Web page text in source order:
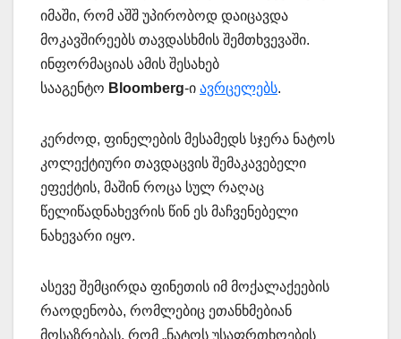
იმაში, რომ აშშ უპირობოდ დაიცავდა
მოკავშირეებს თავდასხმის შემთხვევაში.
ინფორმაციას ამის შესახებ
სააგენტო Bloomberg-ი ავრცელებს.
კერძოდ, ფინელების მესამედს სჯერა ნატოს
კოლექტიური თავდაცვის შემაკავებელი
ეფექტის, მაშინ როცა სულ რაღაც
წელიწადნახევრის წინ ეს მაჩვენებელი
ნახევარი იყო.
ასევე შემცირდა ფინეთის იმ მოქალაქეების
რაოდენობა, რომლებიც ეთანხმებიან
მოსაზრებას, რომ „ნატოს უსაფრთხოების